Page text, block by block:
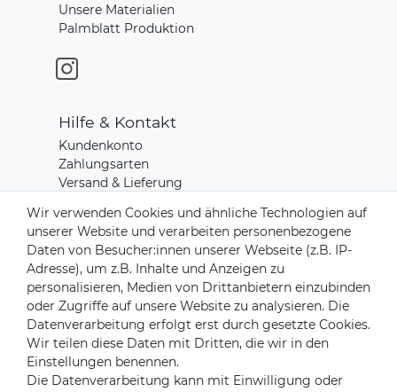
Unsere Materialien
Palmblatt Produktion
Hilfe & Kontakt
Kundenkonto
Zahlungsarten
Versand & Lieferung
Kontakt zu uns
Zahlungsanbieter
Versandpartner
Wir verwenden Cookies und ähnliche Technologien auf
unserer Website und verarbeiten personenbezogene
Daten von Besucher:innen unserer Webseite (z.B. IP-
Adresse), um z.B. Inhalte und Anzeigen zu
personalisieren, Medien von Drittanbietern einzubinden
oder Zugriffe auf unsere Website zu analysieren. Die
Datenverarbeitung erfolgt erst durch gesetzte Cookies.
Wir teilen diese Daten mit Dritten, die wir in den
Einstellungen benennen.
Die Datenverarbeitung kann mit Einwilligung oder